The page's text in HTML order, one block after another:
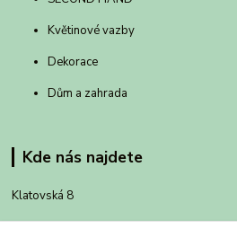
Květinové vazby
Dekorace
Dům a zahrada
Kde nás najdete
Klatovská 8
Plánice